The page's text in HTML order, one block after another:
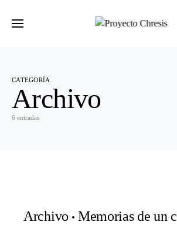
CATEGORÍA
Archivo
6 entradas
Archivo
Memorias de un